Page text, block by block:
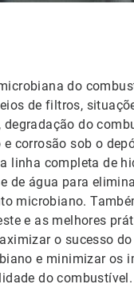
do
de filtros,
degradação do
corrosão sob o
linha completa de
de água para
microbiano.
e as melhores
o sucesso
e minimizar os
do combustível.